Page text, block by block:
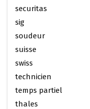
securitas
sig
soudeur
suisse
swiss
technicien
temps partiel
thales